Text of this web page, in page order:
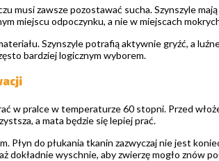
musi zawsze pozostawać sucha. Szynszyle
miejscu odpoczynku, a nie w miejscach
Szynszyle potrafią aktywnie gryźć, a
bardziej logicznym wyborem.
w pralce w temperaturze 60 stopni. Przed
a mata będzie się lepiej prać.
do płukania tkanin zazwyczaj nie jest
dokładnie wyschnie, aby zwierzę mogło znów